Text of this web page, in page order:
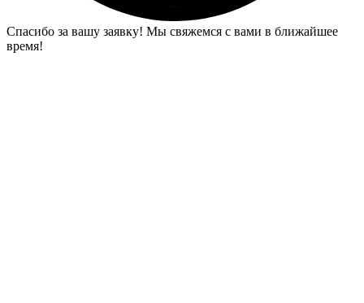
Спасибо за вашу заявку! Мы свяжемся с вами в ближайшее
время!